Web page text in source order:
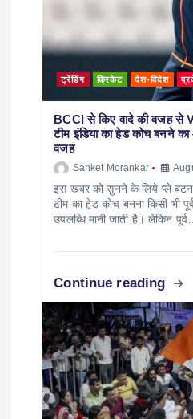
ट्रेंडिंग क्रिकेट देश-विदेश
BCCI से किए वादे की वजह से
टीम इंडिया का हेड कोच बनने
वजह
Sanket Morankar
इस खबर को सुनने के लिये प्ले बटन
टीम का हेड कोच बनना किसी भी
उपलब्धि मानी जाती है। लेकिन
Continue reading